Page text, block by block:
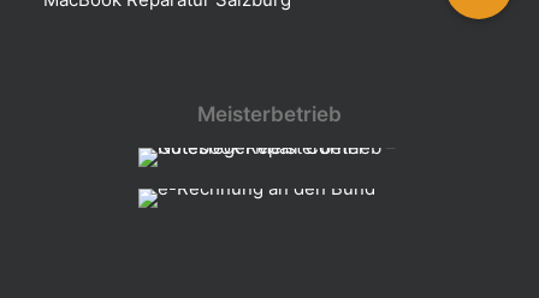
Meisterbetrieb